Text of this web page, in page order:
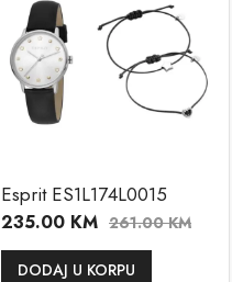
Esprit ES1L174L0015
235.00 KM 261.00KM
DODAJ U KORPU